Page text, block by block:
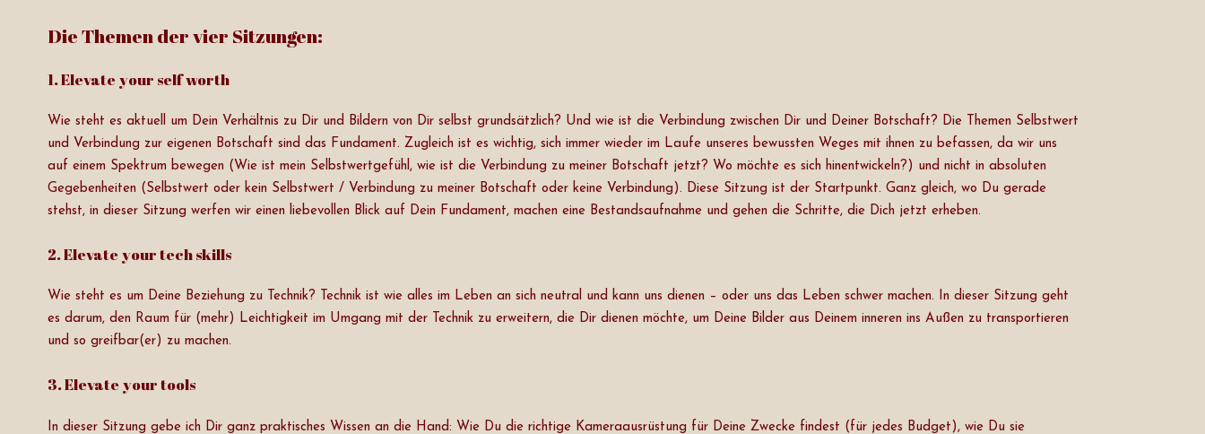
Die Themen der vier Sitzungen:
1. Elevate your self worth
Wie steht es aktuell um Dein Verhältnis zu Dir und Bildern von Dir selbst grundsätzlich? Und wie ist die Verbindung zwischen Dir und Deiner Botschaft? Die Themen Selbstwert
und Verbindung zur eigenen Botschaft sind das Fundament. Zugleich ist es wichtig, sich immer wieder im Laufe unseres bewussten Weges mit ihnen zu befassen, da wir uns
auf einem Spektrum bewegen (Wie ist mein Selbstwertgefühl, wie ist die Verbindung zu meiner Botschaft jetzt? Wo möchte es sich hinentwickeln?) und nicht in absoluten
Gegebenheiten (Selbstwert oder kein Selbstwert / Verbindung zu meiner Botschaft oder keine Verbindung). Diese Sitzung ist der Startpunkt. Ganz gleich, wo Du gerade
stehst, in dieser Sitzung werfen wir einen liebevollen Blick auf Dein Fundament, machen eine Bestandsaufnahme und gehen die Schritte, die Dich jetzt erheben.
2. Elevate your tech skills
Wie steht es um Deine Beziehung zu Technik? Technik ist wie alles im Leben an sich neutral und kann uns dienen – oder uns das Leben schwer machen. In dieser Sitzung geht
es darum, den Raum für (mehr) Leichtigkeit im Umgang mit der Technik zu erweitern, die Dir dienen möchte, um Deine Bilder aus Deinem inneren ins Außen zu transportieren
und so greifbar(er) zu machen.
3. Elevate your tools
In dieser Sitzung gebe ich Dir ganz praktisches Wissen an die Hand: Wie Du die richtige Kameraausrüstung für Deine Zwecke findest (für jedes Budget), wie Du sie